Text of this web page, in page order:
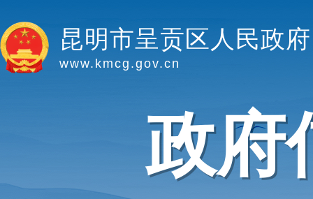
昆明市呈贡区人民政府
www.kmcg.gov.cn
政府